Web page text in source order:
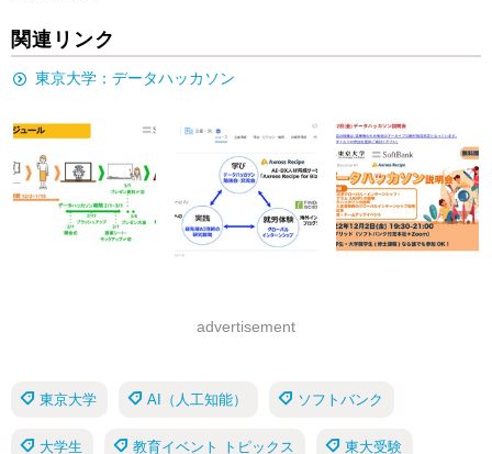
関連リンク
東京大学：データハッカソン
advertisement
東京大学 AI（人工知能） ソフトバンク
大学生 教育イベント トピックス 東大受験